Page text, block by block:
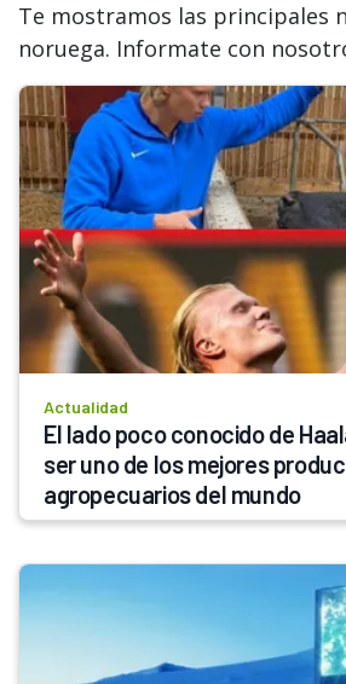
Te mostramos las principales
noruega. Informate con
Actualidad
El lado poco conocido de
ser uno de los mejores
agropecuarios del mundo